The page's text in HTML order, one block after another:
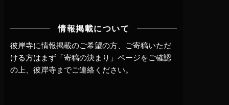
情報掲載について
彼岸寺に情報掲載のご希望の方、ご寄稿いただ
ける方はまず 「寄稿の決まり」ページをご確認
の上、 彼岸寺までご連絡 ください。